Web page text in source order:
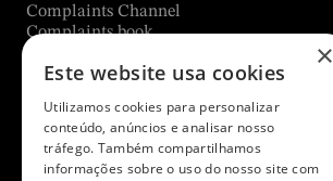
Complaints Channel
Complaints book
Subscribe to our newsletter
E-mail*
×
Este website usa cookies
Utilizamos cookies para personalizar
conteúdo, anúncios e analisar nosso
tráfego. Também compartilhamos
informações sobre o uso do nosso site com